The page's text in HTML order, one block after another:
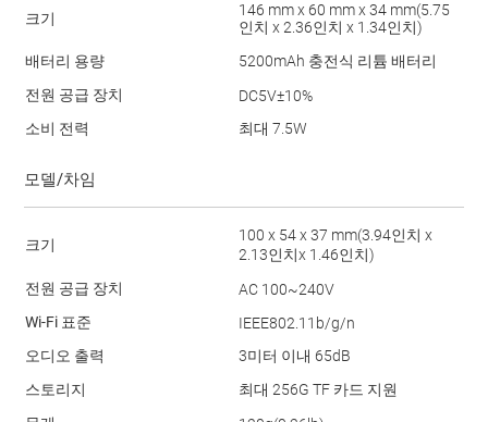
크기
146 mm x 60 mm x 34 mm(5.75
인치 x 2.36인치 x 1.34인치)
배터리 용량
5200mAh 충전식 리튬 배터리
전원 공급 장치
DC5V±10%
소비 전력
최대 7.5W
모델/차임
크기
100 x 54 x 37 mm(3.94인치 x
2.13인치x 1.46인치)
전원 공급 장치
AC 100~240V
Wi-Fi 표준
IEEE802.11b/g/n
오디오 출력
3미터 이내 65dB
스토리지
최대 256G TF 카드 지원